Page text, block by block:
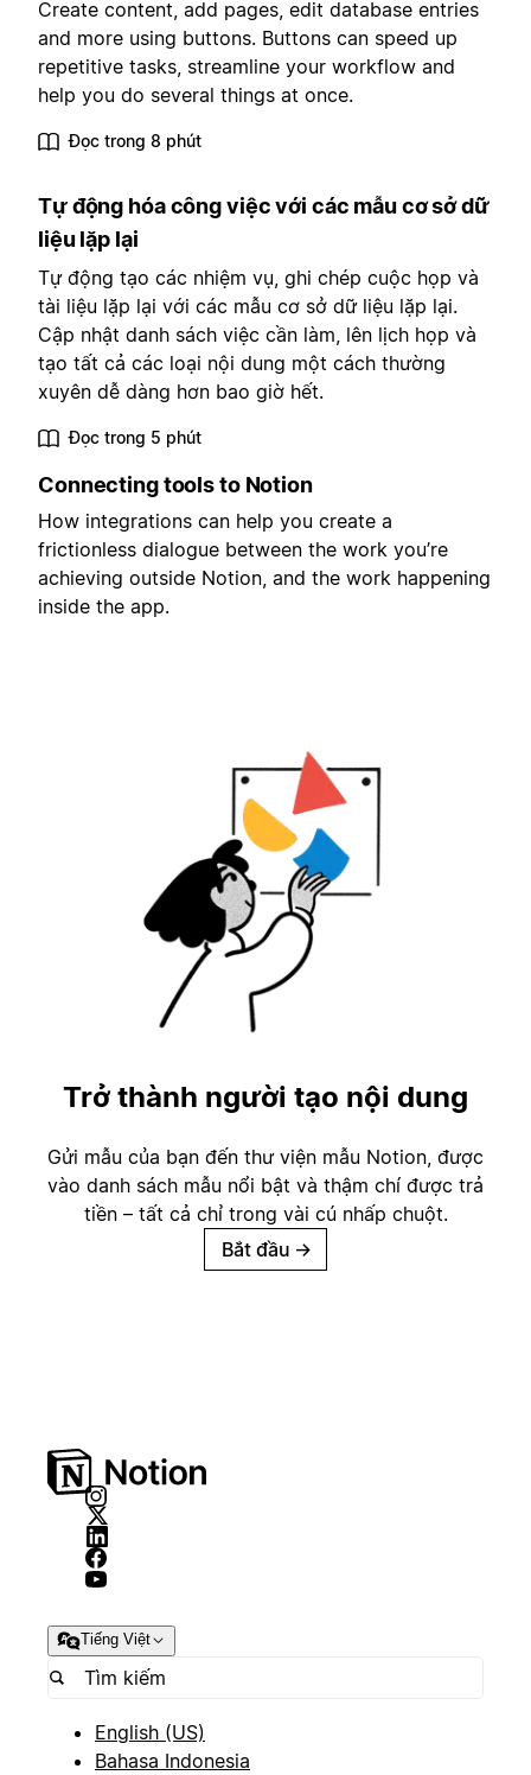
Create content, add pages, edit database entries
and more using buttons. Buttons can speed up
repetitive tasks, streamline your workflow and
help you do several things at once.
Đọc trong 8 phút
Tự động hóa công việc với các mẫu cơ sở dữ
liệu lặp lại
Tự động tạo các nhiệm vụ, ghi chép cuộc họp và
tài liệu lặp lại với các mẫu cơ sở dữ liệu lặp lại.
Cập nhật danh sách việc cần làm, lên lịch họp và
tạo tất cả các loại nội dung một cách thường
xuyên dễ dàng hơn bao giờ hết.
Đọc trong 5 phút
Connecting tools to Notion
How integrations can help you create a
frictionless dialogue between the work you’re
achieving outside Notion, and the work happening
inside the app.
Trở thành người tạo nội dung
Gửi mẫu của bạn đến thư viện mẫu Notion, được
vào danh sách mẫu nổi bật và thậm chí được trả
tiền – tất cả chỉ trong vài cú nhấp chuột.
Bắt đầu →
Tiếng Việt
English (US)
Bahasa Indonesia